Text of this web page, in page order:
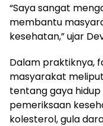
“Saya sangat
membantu
kesehatan,” ujar
Dalam praktiknya,
masyarakat
tentang gaya
pemeriksaan
kolesterol, gula